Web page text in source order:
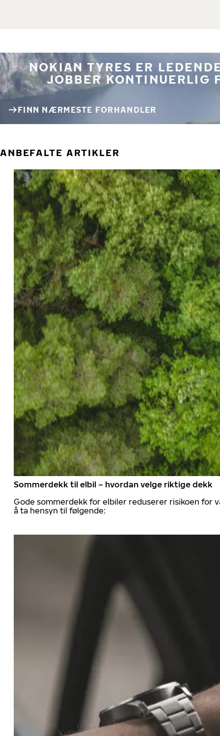
NOKIAN TYRES ER
JOBBER KONTINUERLIG
FINN NÆRMESTE FORHANDLER
ANBEFALTE ARTIKLER
Sommerdekk til elbil – hvordan velge riktige dekk
Gode sommerdekk for elbiler reduserer risikoen for
å ta hensyn til følgende: